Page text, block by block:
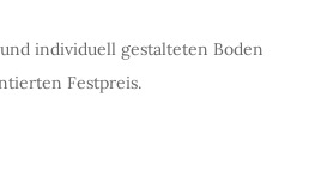
individuell gestalteten Boden
Festpreis.